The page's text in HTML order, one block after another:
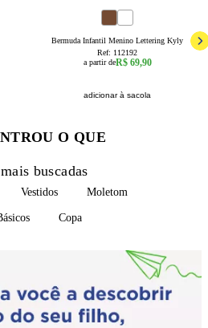
Bermuda Infantil Menino Lettering Kyly
Ref: 112192
a partir deR$ 69,90
adicionar à sacola
O QUE
buscadas
Vestidos Moletom
Copa